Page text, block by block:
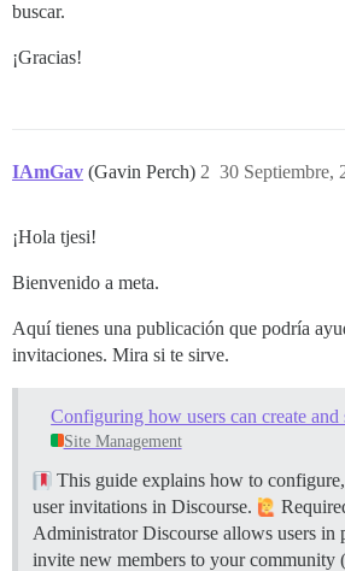
buscar.
¡Gracias!
IAmGav (Gavin Perch) 30 Septiembre,
2
¡Hola tjesi!
Bienvenido a meta.
Aquí tienes una publicación que podría
invitaciones. Mira si te sirve.
Site Management
This guide explains how to
user invitations in Discourse.
Administrator Discourse allows users in
invite new members to your community